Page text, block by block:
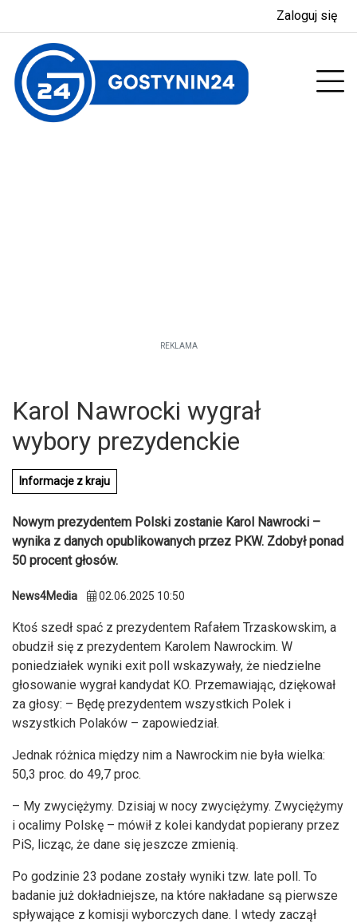
Zaloguj się
REKLAMA
Karol Nawrocki wygrał
wybory prezydenckie
Informacje z kraju
Nowym prezydentem Polski zostanie Karol Nawrocki –
wynika z danych opublikowanych przez PKW. Zdobył ponad
50 procent głosów.
News4Media 02.06.2025 10:50
Ktoś szedł spać z prezydentem Rafałem Trzaskowskim, a
obudził się z prezydentem Karolem Nawrockim. W
poniedziałek wyniki exit poll wskazywały, że niedzielne
głosowanie wygrał kandydat KO. Przemawiając, dziękował
za głosy: – Będę prezydentem wszystkich Polek i
wszystkich Polaków – zapowiedział.
Jednak różnica między nim a Nawrockim nie była wielka:
50,3 proc. do 49,7 proc.
– My zwyciężymy. Dzisiaj w nocy zwyciężymy. Zwyciężymy
i ocalimy Polskę – mówił z kolei kandydat popierany przez
PiS, licząc, że dane się jeszcze zmienią.
Po godzinie 23 podane zostały wyniki tzw. late poll. To
badanie już dokładniejsze, na które nakładane są pierwsze
spływające z komisji wyborczych dane. I wtedy zaczął